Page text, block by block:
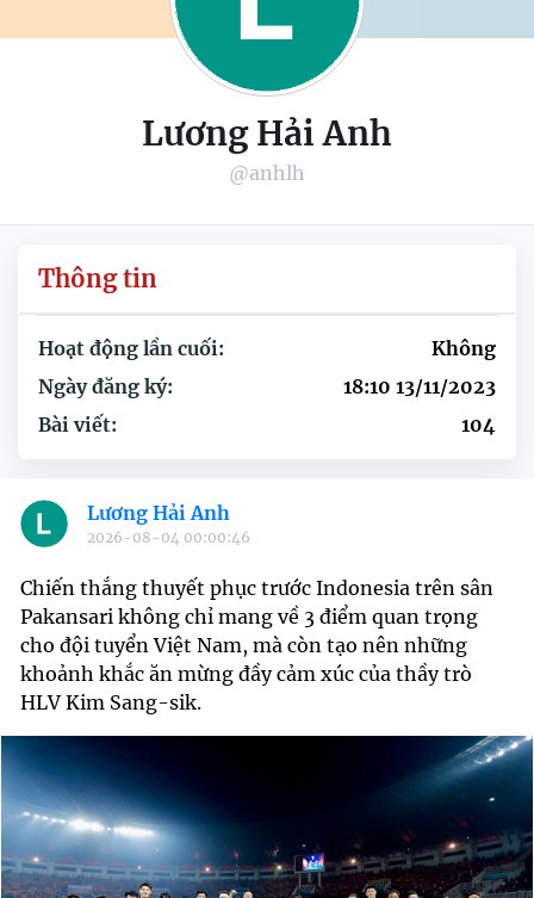
Lương Hải Anh
@anhlh
Lương Hải Anh
2026-08-04 00:00:46
Chiến thắng thuyết phục trước Indonesia trên sân
Pakansari không chỉ mang về 3 điểm quan trọng
cho đội tuyển Việt Nam, mà còn tạo nên những
khoảnh khắc ăn mừng đầy cảm xúc của thầy trò
HLV Kim Sang-sik.
Thông tin
Hoạt động lần cuối:
Không
Ngày đăng ký:
18:10 13/11/2023
Bài viết:
104